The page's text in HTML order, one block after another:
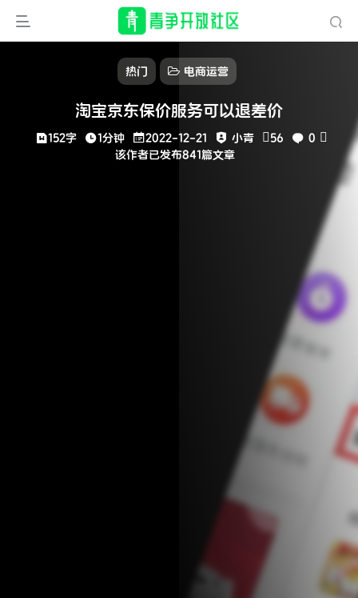
热门 电商运营
淘宝京东保价服务可以退差价
152字 1分钟 2022-12-21 小青 56
0
该作者已发布841篇文章